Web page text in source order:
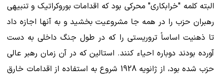
البته کلمه "خرابکاری" محرکی بود که اقدامات بوروکراتیک و تنبیهی
رهبران حزب را در همه جا مشروعیت بخشید و به آنها اجازه داد
تا ذهنیت اساساً تروریستی را که در طول جنگ داخلی به دست
آورده بودند دوباره احیاء کنند. استالین که در آن زمان رهبر عالی
حزب شده بود، از ژانویه 1928 شروع به استفاده از اقدامات خارق